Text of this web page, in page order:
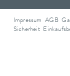
Impressum AGB
Sicherheit